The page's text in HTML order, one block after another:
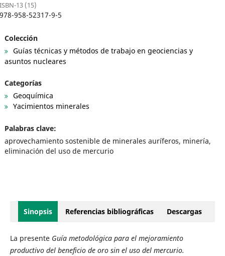
ISBN-13 (15)
978-958-52317-9-5
Colección
Guías técnicas y métodos de trabajo en geociencias y
asuntos nucleares
Categorías
Geoquímica
Yacimientos minerales
Palabras clave:
aprovechamiento sostenible de minerales auríferos, minería,
eliminación del uso de mercurio
Sinopsis Referencias bibliográficas Descargas
La presente Guía metodológica para el mejoramiento
productivo del beneficio de oro sin el uso del mercurio.